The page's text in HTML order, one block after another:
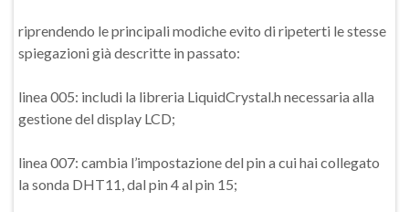
riprendendo le principali modiche evito di ripeterti le stesse
spiegazioni già descritte in passato:
linea 005: includi la libreria LiquidCrystal.h necessaria alla
gestione del display LCD;
linea 007: cambia l’impostazione del pin a cui hai collegato
la sonda DHT11, dal pin 4 al pin 15;